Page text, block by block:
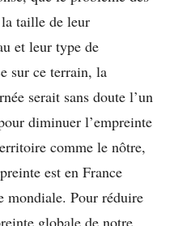
taille de leur
et leur type de
sur ce terrain, la
serait sans doute l’un
diminuer l’empreinte
comme le nôtre,
est en France
mondiale. Pour réduire
globale de notre